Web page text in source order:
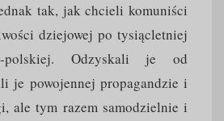
tak, jak chcieli komuniści
dziejowej po tysiącletniej
polskiej. Odzyskali je od
je powojennej propagandzie i
ale tym razem samodzielnie i